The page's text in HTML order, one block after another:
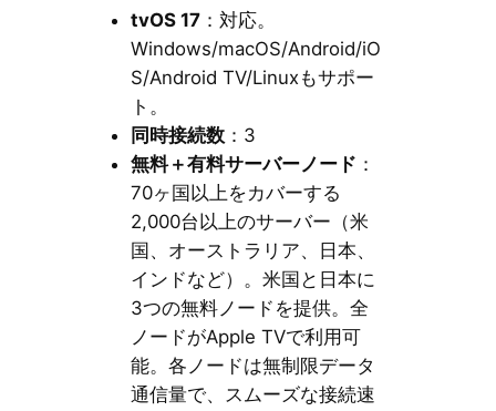
tvOS 17：対応。
Windows/macOS/Android/iO
S/Android TV/Linuxもサポー
ト。
同時接続数：3
無料＋有料サーバーノード ：
70ヶ国以上をカバーする
2,000台以上のサーバー（米
国、オーストラリア、日本、
インドなど）。米国と日本に
3つの無料ノードを提供。全
ノードがApple TVで利用可
能。各ノードは無制限データ
通信量で、スムーズな接続速